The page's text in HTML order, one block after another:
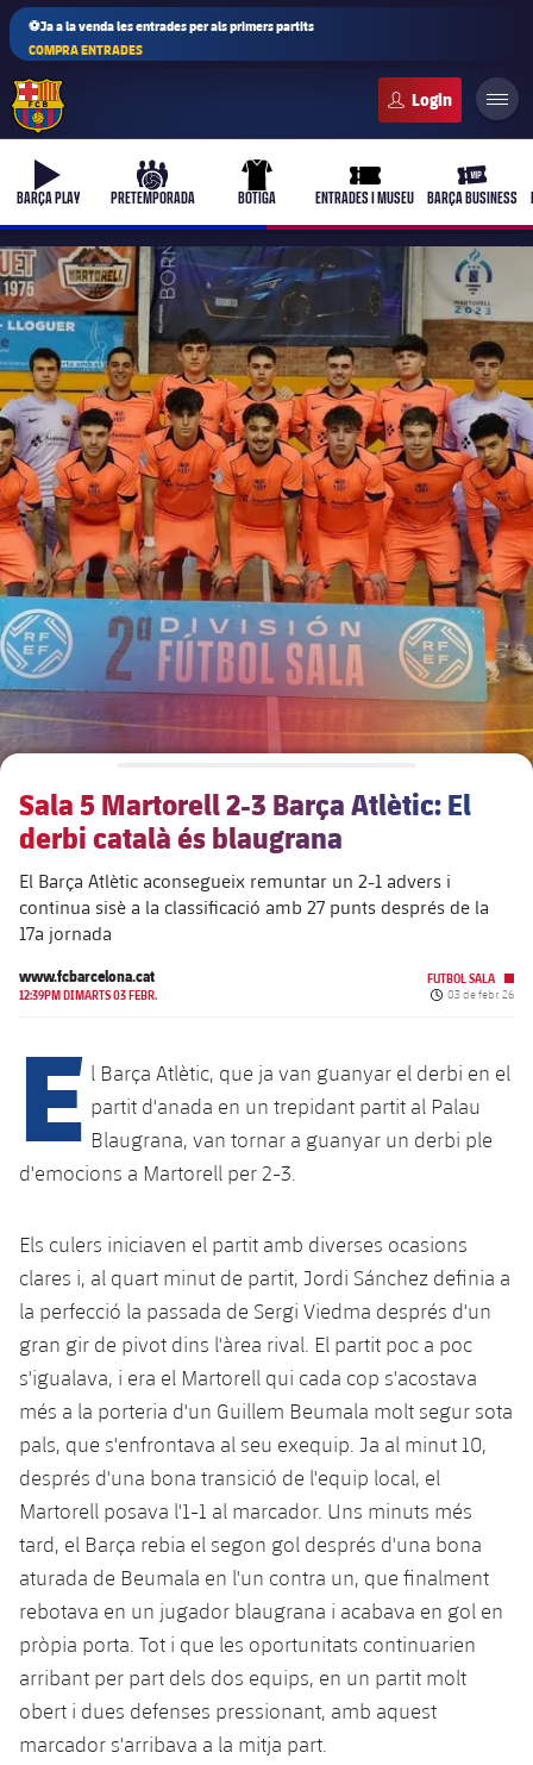
⚽Ja a la venda les entrades per als primers partits
COMPRA ENTRADES
b-play
BARÇA PLAY
culers-ball
PRETEMPORADA
uniform
BOTIGA
ticket-full
ENTRADES I MUSEU
ticket-
BARÇA BUSINESS
plusicon
més
Junta Directiva
Estructura executiva
chevron-right
label.aria.chevronright
Òrgans
Documents
chevron-right
label.aria.chevronright
Comissions i òrgans
chevron-right
label.aria.chevronright
plusicon
més
Barça Academy
Més que un club
Masia 360
La Masia
plusicon
més
Dècada a dècada
Jugadors de llegenda
Entrenadors
Centre de documentació
plusicon
més
Spotify Camp Nou
Palau Blaugrana
Estadi Johan Cruyff
Ciutat Esportiva
La Masia
plusicon
més
Serveis
Serveis Mèdics
Accessibilitat
plusicon
més
Acreditacions
Instal·lacions
Sala 5 Martorell 2-3 Barça Atlètic: El
derbi català és blaugrana
El Barça Atlètic aconsegueix remuntar un 2-1 advers i
continua sisè a la classificació amb 27 punts després de la
17a jornada
www.fcbarcelona.cat
12:39PM DIMARTS 03 FEBR.
FUTBOL SALA
Data de
03 de febr. 26
E l Barça Atlètic, que ja van guanyar el derbi en el
partit d'anada en un trepidant partit al Palau
Blaugrana, van tornar a guanyar un derbi ple
d'emocions a Martorell per 2-3.
Els culers iniciaven el partit amb diverses ocasions
clares i, al quart minut de partit, Jordi Sánchez definia a
la perfecció la passada de Sergi Viedma després d'un
gran gir de pivot dins l'àrea rival. El partit poc a poc
s'igualava, i era el Martorell qui cada cop s'acostava
més a la porteria d'un Guillem Beumala molt segur sota
pals, que s'enfrontava al seu exequip. Ja al minut 10,
després d'una bona transició de l'equip local, el
Martorell posava l'1-1 al marcador. Uns minuts més
tard, el Barça rebia el segon gol després d'una bona
aturada de Beumala en l'un contra un, que finalment
rebotava en un jugador blaugrana i acabava en gol en
pròpia porta. Tot i que les oportunitats continuarien
arribant per part dels dos equips, en un partit molt
obert i dues defenses pressionant, amb aquest
marcador s'arribava a la mitja part.